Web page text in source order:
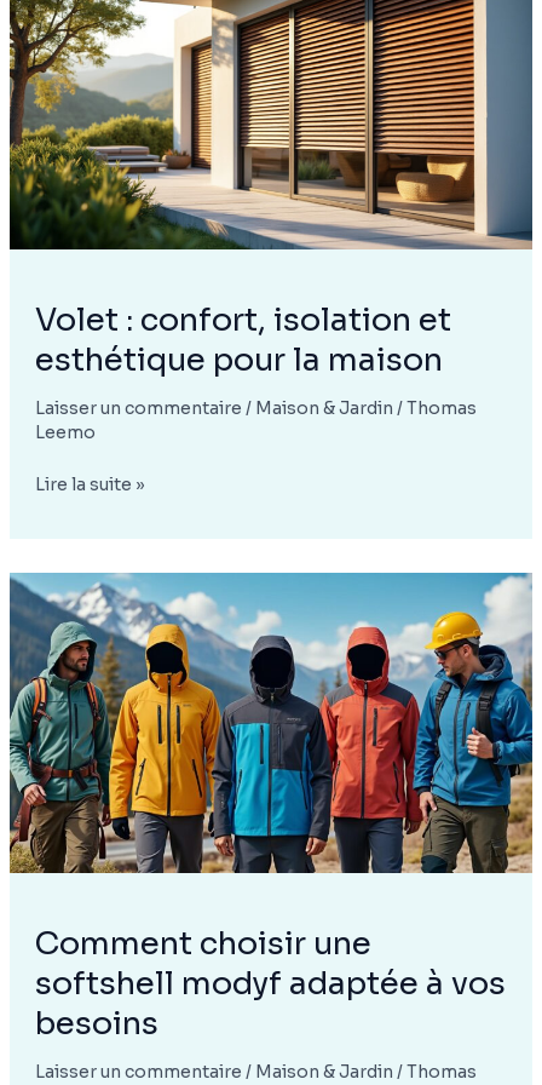
murs
pour
un
intérieur
calme
Volet : confort, isolation et
esthétique pour la maison
Laisser un commentaire / Maison & Jardin /Thomas
Leemo
Volet
isolation
et
esthétique
pour
la
maison
Lire la suite »
Comment choisir une
softshell modyf adaptée à vos
besoins
Laisser un commentaire / Maison & Jardin /Thomas